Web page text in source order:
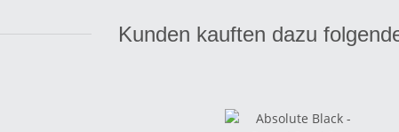
Kunden kauften dazu